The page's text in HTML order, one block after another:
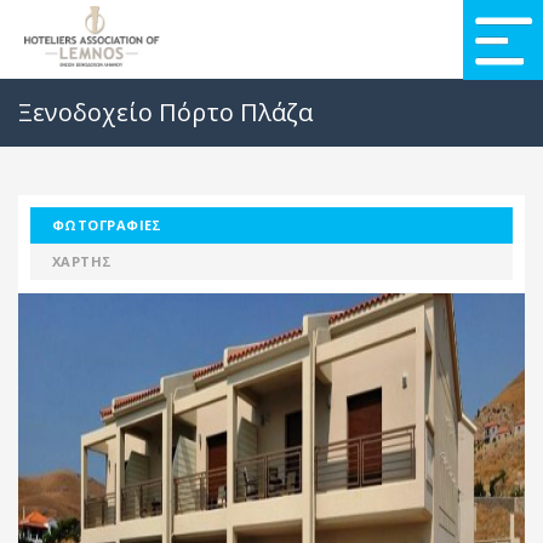
Ξενοδοχείο Πόρτο Πλάζα
ΦΩΤΟΓΡΑΦΊΕΣ
ΧΆΡΤΗΣ